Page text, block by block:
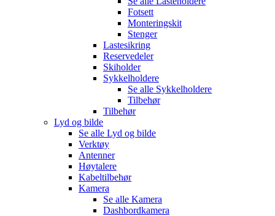
Fotsett
Monteringskit
Stenger
Lastesikring
Reservedeler
Skiholder
Sykkelholdere
Se alle Sykkelholdere
Tilbehør
Tilbehør
Lyd og bilde
Se alle Lyd og bilde
Verktøy
Antenner
Høytalere
Kabeltilbehør
Kamera
Se alle Kamera
Dashbordkamera